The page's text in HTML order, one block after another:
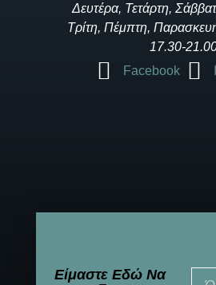
Δευτέρα, Τετάρτη,
Τρίτη, Πέμπτη,
17.30-
Facebook
Είμαστε Εδώ Να